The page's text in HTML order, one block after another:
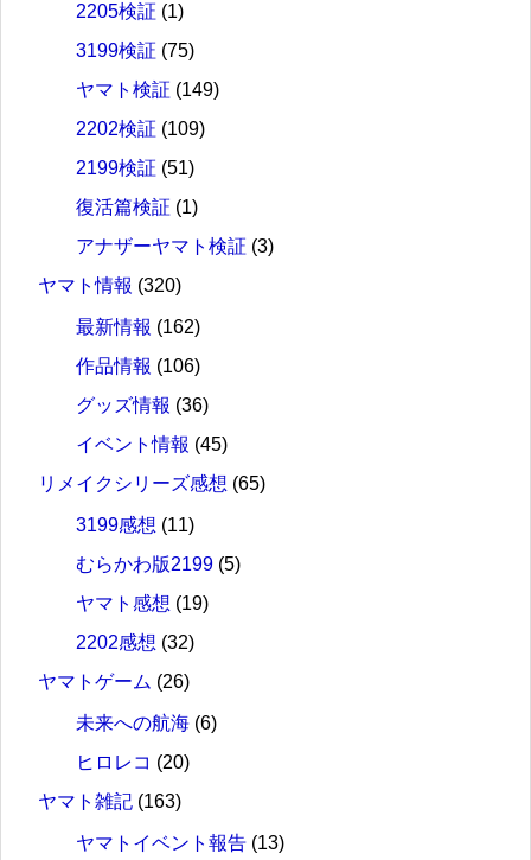
2205検証 (1)
3199検証 (75)
ヤマト検証 (149)
2202検証 (109)
2199検証 (51)
復活篇検証 (1)
アナザーヤマト検証 (3)
ヤマト情報 (320)
最新情報 (162)
作品情報 (106)
グッズ情報 (36)
イベント情報 (45)
リメイクシリーズ感想 (65)
3199感想 (11)
むらかわ版2199 (5)
ヤマト感想 (19)
2202感想 (32)
ヤマトゲーム (26)
未来への航海 (6)
ヒロレコ (20)
ヤマト雑記 (163)
ヤマトイベント報告 (13)